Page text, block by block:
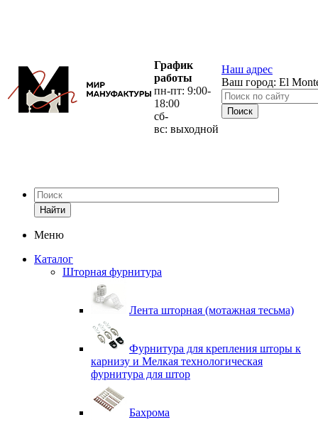
График
работы
пн-пт: 9:00-
18:00
сб-
вс: выходной
Наш адрес
Ваш город: El
Найти
Меню
Каталог
Шторная фурнитура
Лента шторная (мотажная тесьма)
Фурнитура для крепления шторы к
карнизу и Мелкая технологическая
фурнитура для штор
Бахрома